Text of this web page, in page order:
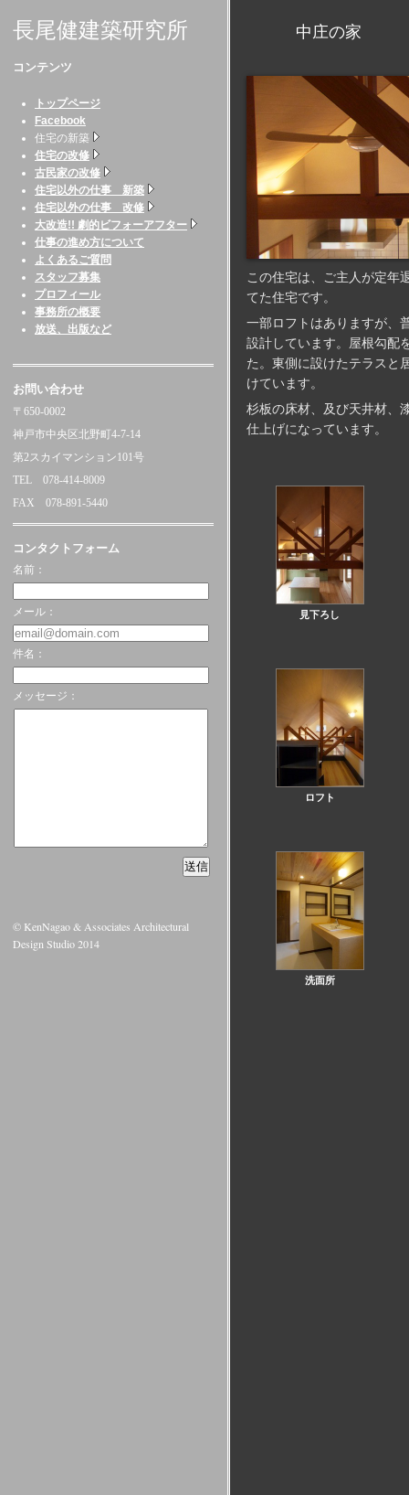
長尾健建築研究所
コンテンツ
トップページ
Facebook
住宅の新築
住宅の改修
古民家の改修
住宅以外の仕事 新築
住宅以外の仕事 改修
大改造!! 劇的ビフォーアフター
仕事の進め方について
よくあるご質問
スタッフ募集
プロフィール
事務所の概要
放送、出版など
お問い合わせ
〒650-0002
神戸市中央区北野町4-7-14
第2スカイマンション101号
TEL 078-414-8009
FAX 078-891-5440
コンタクトフォーム
名前：
メール：
件名：
メッセージ：
中庄の家 （
この住宅は、ご主人が定年
てた住宅です。
一部ロフトはありますが、
設計しています。屋根勾配
た。東側に設けたテラスと
けています。
杉板の床材、及び天井材、
仕上げになっています。
見下ろし
ロフト
洗面所
© KenNagao & Associates Architectural
Design Studio 2014